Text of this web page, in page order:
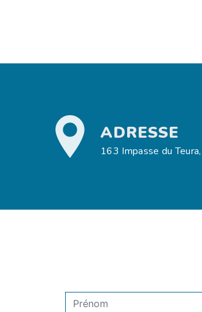
ADRESSE
163 Impasse du